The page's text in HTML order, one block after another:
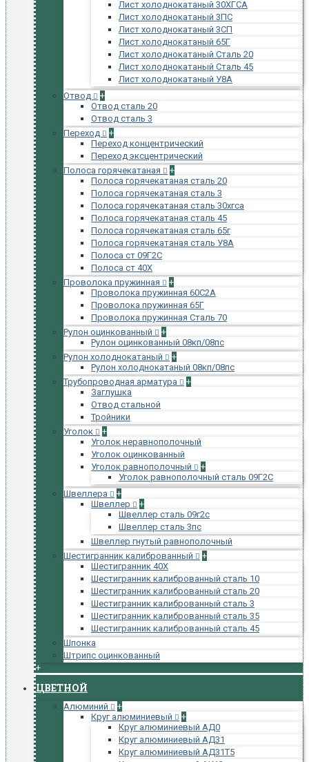
Лист холоднокатаный 30ХГСА
Лист холоднокатаный 3ПС
Лист холоднокатаный 3СП
Лист холоднокатаный 65Г
Лист холоднокатаный Сталь 20
Лист холоднокатаный Сталь 45
Лист холоднокатаный У8А
Отвод
+
Отвод сталь 20
Отвод сталь 3
Переход
+
Переход концентрический
Переход эксцентрический
Полоса горячекатаная
+
Полоса горячекатаная сталь 20
Полоса горячекатаная сталь 3
Полоса горячекатаная сталь 30хгса
Полоса горячекатаная сталь 45
Полоса горячекатаная сталь 65г
Полоса горячекатаная сталь У8А
Полоса ст 09Г2С
Полоса ст 40Х
Проволока пружинная
+
Проволока пружинная 60С2А
Проволока пружинная 65Г
Проволока пружинная Сталь 70
Рулон оцинкованный
+
Рулон оцинкованный 08кп/08пс
Рулон холоднокатаный
+
Рулон холоднокатаный 08кп/08пс
Трубопроводная арматура
+
Заглушка
Отвод стальной
Тройники
Уголок
+
Уголок неравнополочный
Уголок оцинкованный
Уголок равнополочный
+
Уголок равнополочный сталь 09Г2С
Швеллера
+
Швеллер
+
Швеллер сталь 09г2с
Швеллер сталь 3пс
Швеллер гнутый равнополочный
Шестигранник калиброванный
+
Шестигранник 40Х
Шестигранник калиброванный сталь 10
Шестигранник калиброванный сталь 20
Шестигранник калиброванный сталь 3
Шестигранник калиброванный сталь 35
Шестигранник калиброванный сталь 45
Шпонка
Штрипс оцинкованный
+
ЦВЕТНОЙ
Алюминий
+
Круг алюминиевый
+
Круг алюминиевый АД0
Круг алюминиевый АД31
Круг алюминиевый АД31Т5